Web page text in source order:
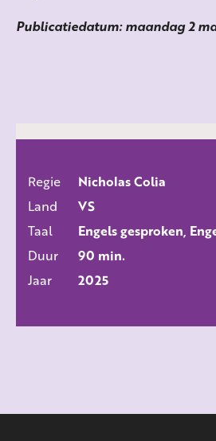
Publicatiedatum: maandag 2
Regie
Nicholas Colia
Land
VS
Taal
Engels gesproken,
Duur
90 min.
Jaar
2025